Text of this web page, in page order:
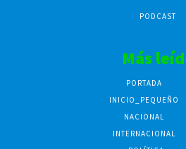
PODCAST
Más
PORTADA
INICIO_PEQUEÑO
NACIONAL
INTERNACIONAL